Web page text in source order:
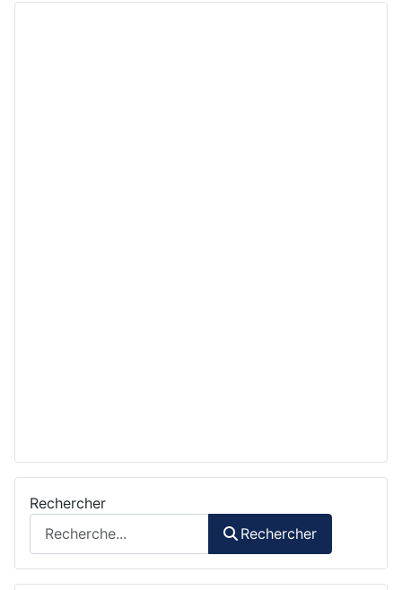
Rechercher
Rechercher